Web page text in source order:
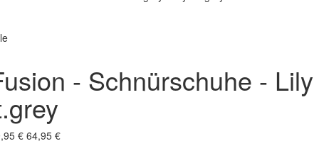
- Schnürschuhe -
€ 64,95 €